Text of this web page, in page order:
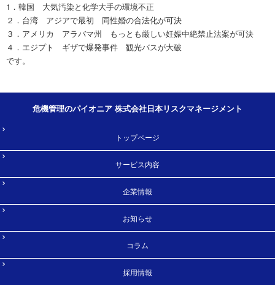
1．韓国 大気汚染と化学大手の環境不正
２．台湾 アジアで最初 同性婚の合法化が可決
３．アメリカ アラバマ州 もっとも厳しい妊娠中絶禁止法案が可決
４．エジプト ギザで爆発事件 観光バスが大破
です。
危機管理のパイオニア 株式会社日本リスクマネージメント
トップページ
サービス内容
企業情報
お知らせ
コラム
採用情報